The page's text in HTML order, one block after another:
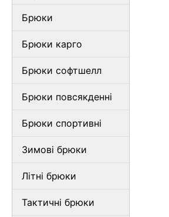
Брюки
Брюки карго
Брюки софтшелл
Брюки повсякденні
Брюки спортивні
Зимові брюки
Літні брюки
Тактичні брюки